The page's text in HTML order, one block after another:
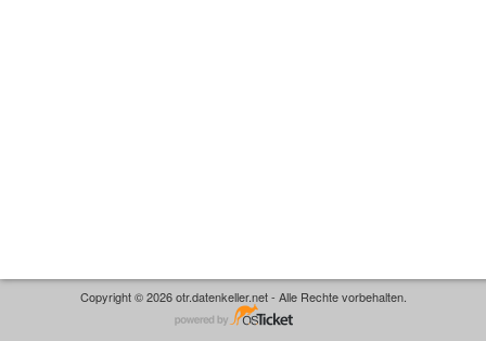
Copyright © 2026 otr.datenkeller.net - Alle Rechte vorbehalten.